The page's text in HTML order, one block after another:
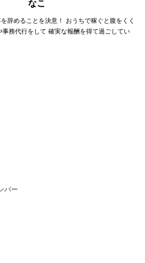
なこ
辞めることを決意！ おうちで稼ぐと腹をくく
事務代行をして 確実な報酬を得て過ごしてい
バー